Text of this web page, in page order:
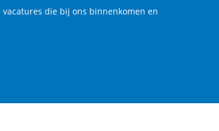
die bij ons binnenkomen en